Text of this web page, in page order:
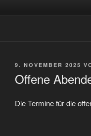
InhaltWeserbergland
VERÖFFENTLICHT
9. NOVEMBER 2025
Offene
Die Termine für die